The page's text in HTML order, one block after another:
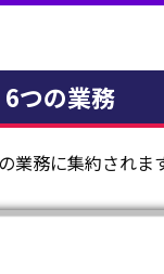
6つの業務
務に集約されます